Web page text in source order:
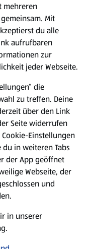
mehreren
Mit
du alle
aufrufbaren
zur
jeder Webseite.
die
zu treffen. Deine
über den Link
Seite widerrufen
Einstellungen
in weiteren Tabs
der App geöffnet
Webseite, der
und
in unserer